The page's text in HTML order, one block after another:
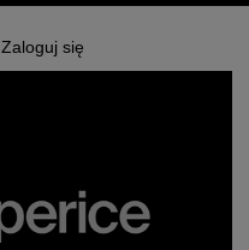
Zaloguj się